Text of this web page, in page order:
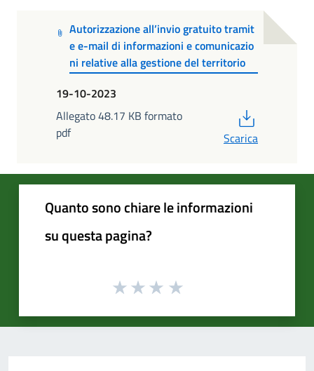
Autorizzazione all’invio gratuito tramit
e e-mail di informazioni e comunicazio
ni relative alla gestione del territorio
19-10-2023
Allegato 48.17 KB formato
pdf
Scarica
Quanto sono chiare le informazioni
su questa pagina?